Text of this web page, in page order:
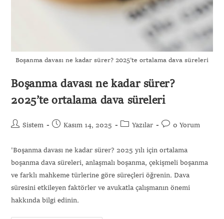
Boşanma davası ne kadar sürer? 2025’te ortalama dava süreleri
Boşanma davası ne kadar sürer?
2025’te ortalama dava süreleri
Sistem Kasım 14, 2025 Yazılar 0 Yorum
'Boşanma davası ne kadar sürer? 2025 yılı için ortalama
boşanma dava süreleri, anlaşmalı boşanma, çekişmeli boşanma
ve farklı mahkeme türlerine göre süreçleri öğrenin. Dava
süresini etkileyen faktörler ve avukatla çalışmanın önemi
hakkında bilgi edinin.